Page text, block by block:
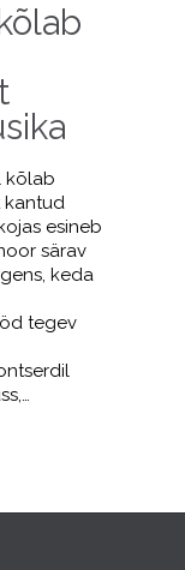
kõlab
kantud
esineb
särav
keda
tegev